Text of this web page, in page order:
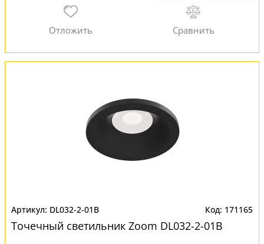
DL032-2-01B 171165
Точечный светильник Zoom DL032-2-01B